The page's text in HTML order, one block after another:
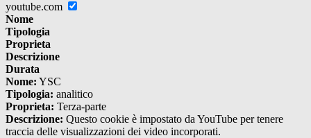
youtube.com
Nome
Tipologia
Proprieta
Descrizione
Durata
Nome: YSC
Tipologia: analitico
Proprieta: Terza-parte
Descrizione: Questo cookie è impostato da YouTube per tenere
traccia delle visualizzazioni dei video incorporati.